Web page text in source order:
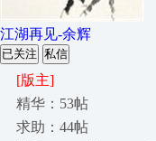
江湖再见-余辉
已关注 私信
[版主]
精华：53帖
求助：44帖